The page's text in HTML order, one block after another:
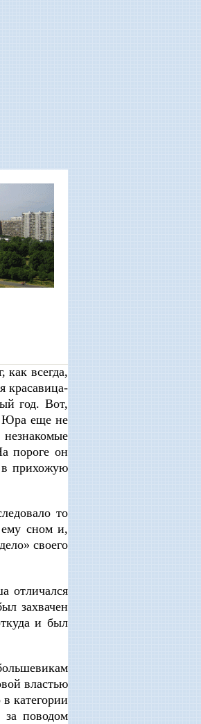
как всегда,
красавица-
год. Вот,
Юра еще не
пороге он
в прихожую
то
ему сном и,
своего
отличался
захвачен
и был
властью
категории
поводом